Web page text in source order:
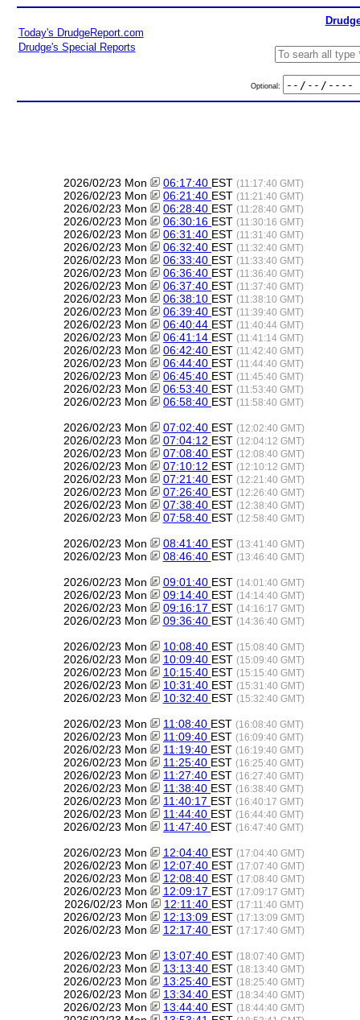
Today's DrudgeReport.com
Drudge's Special Reports
Optional:
2026/02/23 Mon 06:17:40 EST (11:17:40 GMT)
2026/02/23 Mon 06:21:40 EST (11:21:40 GMT)
2026/02/23 Mon 06:28:40 EST (11:28:40 GMT)
2026/02/23 Mon 06:30:16 EST (11:30:16 GMT)
2026/02/23 Mon 06:31:40 EST (11:31:40 GMT)
2026/02/23 Mon 06:32:40 EST (11:32:40 GMT)
2026/02/23 Mon 06:33:40 EST (11:33:40 GMT)
2026/02/23 Mon 06:36:40 EST (11:36:40 GMT)
2026/02/23 Mon 06:37:40 EST (11:37:40 GMT)
2026/02/23 Mon 06:38:10 EST (11:38:10 GMT)
2026/02/23 Mon 06:39:40 EST (11:39:40 GMT)
2026/02/23 Mon 06:40:44 EST (11:40:44 GMT)
2026/02/23 Mon 06:41:14 EST (11:41:14 GMT)
2026/02/23 Mon 06:42:40 EST (11:42:40 GMT)
2026/02/23 Mon 06:44:40 EST (11:44:40 GMT)
2026/02/23 Mon 06:45:40 EST (11:45:40 GMT)
2026/02/23 Mon 06:53:40 EST (11:53:40 GMT)
2026/02/23 Mon 06:58:40 EST (11:58:40 GMT)
2026/02/23 Mon 07:02:40 EST (12:02:40 GMT)
2026/02/23 Mon 07:04:12 EST (12:04:12 GMT)
2026/02/23 Mon 07:08:40 EST (12:08:40 GMT)
2026/02/23 Mon 07:10:12 EST (12:10:12 GMT)
2026/02/23 Mon 07:21:40 EST (12:21:40 GMT)
2026/02/23 Mon 07:26:40 EST (12:26:40 GMT)
2026/02/23 Mon 07:38:40 EST (12:38:40 GMT)
2026/02/23 Mon 07:58:40 EST (12:58:40 GMT)
2026/02/23 Mon 08:41:40 EST (13:41:40 GMT)
2026/02/23 Mon 08:46:40 EST (13:46:40 GMT)
2026/02/23 Mon 09:01:40 EST (14:01:40 GMT)
2026/02/23 Mon 09:14:40 EST (14:14:40 GMT)
2026/02/23 Mon 09:16:17 EST (14:16:17 GMT)
2026/02/23 Mon 09:36:40 EST (14:36:40 GMT)
2026/02/23 Mon 10:08:40 EST (15:08:40 GMT)
2026/02/23 Mon 10:09:40 EST (15:09:40 GMT)
2026/02/23 Mon 10:15:40 EST (15:15:40 GMT)
2026/02/23 Mon 10:31:40 EST (15:31:40 GMT)
2026/02/23 Mon 10:32:40 EST (15:32:40 GMT)
2026/02/23 Mon 11:08:40 EST (16:08:40 GMT)
2026/02/23 Mon 11:09:40 EST (16:09:40 GMT)
2026/02/23 Mon 11:19:40 EST (16:19:40 GMT)
2026/02/23 Mon 11:25:40 EST (16:25:40 GMT)
2026/02/23 Mon 11:27:40 EST (16:27:40 GMT)
2026/02/23 Mon 11:38:40 EST (16:38:40 GMT)
2026/02/23 Mon 11:40:17 EST (16:40:17 GMT)
2026/02/23 Mon 11:44:40 EST (16:44:40 GMT)
2026/02/23 Mon 11:47:40 EST (16:47:40 GMT)
2026/02/23 Mon 12:04:40 EST (17:04:40 GMT)
2026/02/23 Mon 12:07:40 EST (17:07:40 GMT)
2026/02/23 Mon 12:08:40 EST (17:08:40 GMT)
2026/02/23 Mon 12:09:17 EST (17:09:17 GMT)
2026/02/23 Mon 12:11:40 EST (17:11:40 GMT)
2026/02/23 Mon 12:13:09 EST (17:13:09 GMT)
2026/02/23 Mon 12:17:40 EST (17:17:40 GMT)
2026/02/23 Mon 13:07:40 EST (18:07:40 GMT)
2026/02/23 Mon 13:13:40 EST (18:13:40 GMT)
2026/02/23 Mon 13:25:40 EST (18:25:40 GMT)
2026/02/23 Mon 13:34:40 EST (18:34:40 GMT)
2026/02/23 Mon 13:44:40 EST (18:44:40 GMT)